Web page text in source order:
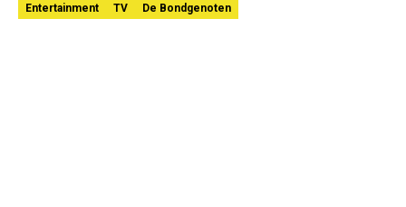
Entertainment TV De Bondgenoten